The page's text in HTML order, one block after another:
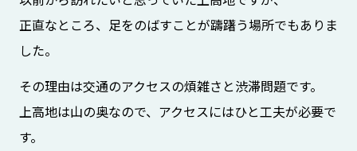
正直なところ、足をのばすことが躊躇う場所でもありま
した。
その理由は交通のアクセスの煩雑さと渋滞問題です。
上高地は山の奥なので、アクセスにはひと工夫が必要で
す。